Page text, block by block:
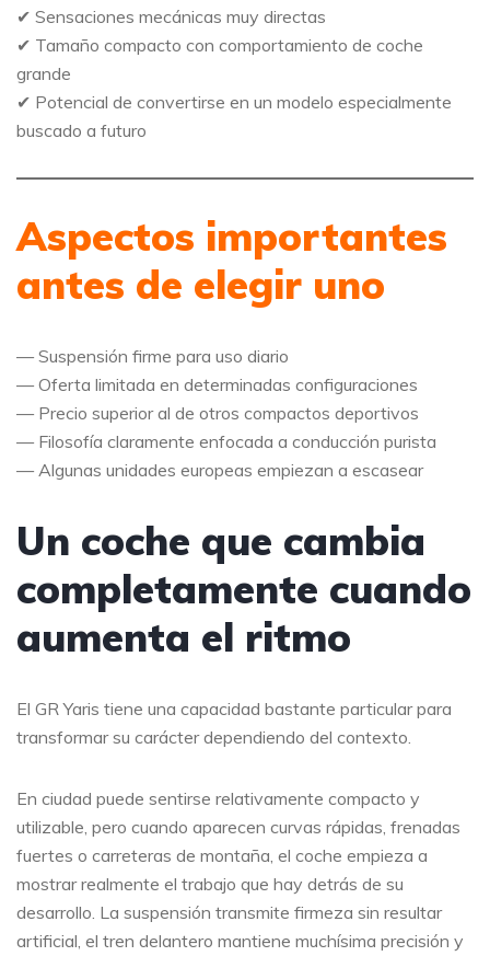
✔ Sensaciones mecánicas muy directas
✔ Tamaño compacto con comportamiento de coche
grande
✔ Potencial de convertirse en un modelo especialmente
buscado a futuro
Aspectos importantes
antes de elegir uno
— Suspensión firme para uso diario
— Oferta limitada en determinadas configuraciones
— Precio superior al de otros compactos deportivos
— Filosofía claramente enfocada a conducción purista
— Algunas unidades europeas empiezan a escasear
Un coche que cambia
completamente cuando
aumenta el ritmo
El GR Yaris tiene una capacidad bastante particular para
transformar su carácter dependiendo del contexto.
En ciudad puede sentirse relativamente compacto y
utilizable, pero cuando aparecen curvas rápidas, frenadas
fuertes o carreteras de montaña, el coche empieza a
mostrar realmente el trabajo que hay detrás de su
desarrollo. La suspensión transmite firmeza sin resultar
artificial, el tren delantero mantiene muchísima precisión y